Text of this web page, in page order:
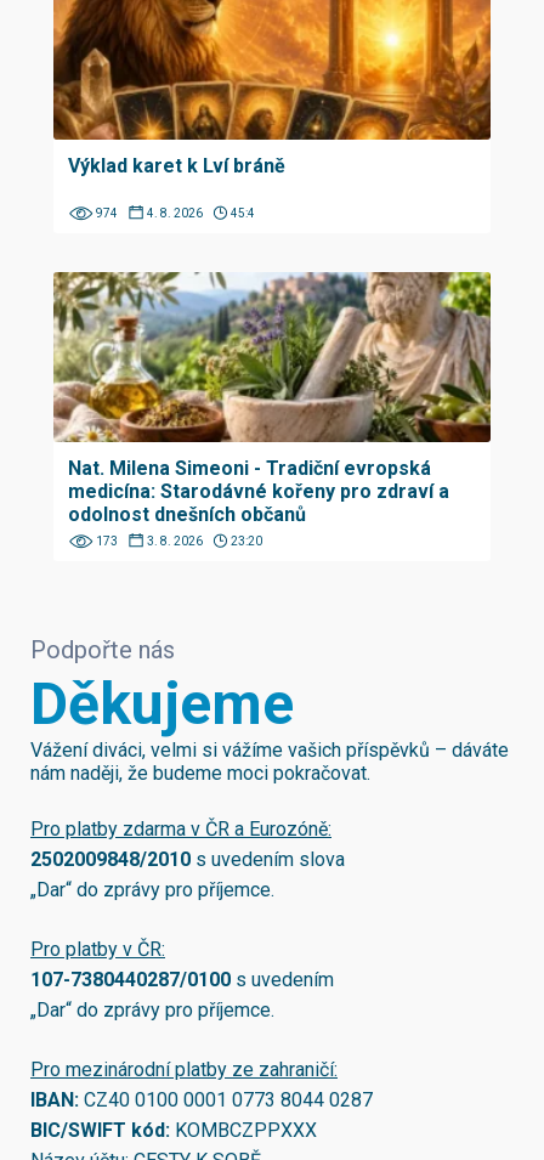
Výklad karet k Lví bráně
974 4. 8. 2026 45:4
Nat. Milena Simeoni - Tradiční evropská
medicína: Starodávné kořeny pro zdraví a
odolnost dnešních občanů
173 3. 8. 2026 23:20
Podpořte nás
Děkujeme
Vážení diváci, velmi si vážíme vašich příspěvků – dáváte
nám naději, že budeme moci pokračovat.
Pro platby zdarma v ČR a Eurozóně:
2502009848/2010 s uvedením slova
„Dar“ do zprávy pro příjemce.
Pro platby v ČR:
107-7380440287/0100 s uvedením
„Dar“ do zprávy pro příjemce.
Pro mezinárodní platby ze zahraničí:
IBAN: CZ40 0100 0001 0773 8044 0287
BIC/SWIFT kód: KOMBCZPPXXX